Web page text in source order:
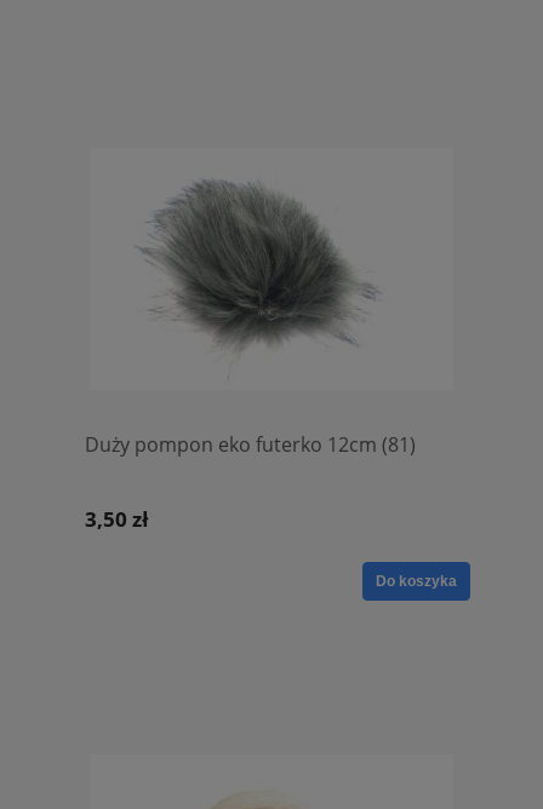
Duży pompon eko futerko 12cm (81)
3,50 zł
Do koszyka